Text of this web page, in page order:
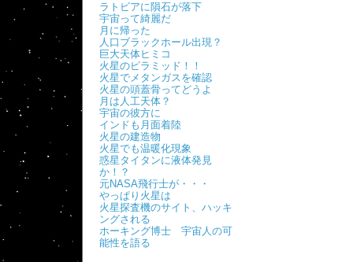
ラトビアに隕石が落下
宇宙って綺麗だ
月に帰った
人口ブラックホール出現？
巨大天体ヒミコ
火星のピラミッド！！
火星でメタンガスを確認
火星の頭蓋骨ってどうよ
月は人工天体？
宇宙の彼方に
インドも月面着陸
火星の建造物
火星でも温暖化現象
惑星タイタンに液体発見
か！？
元NASA飛行士が・・・
やっぱり火星は
火星探査機のサイト、ハッキ
ングされる
ホーキング博士 宇宙人の可
能性を語る